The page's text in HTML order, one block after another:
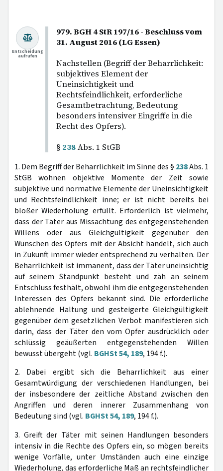
979. BGH 4 StR 197/16 - Beschluss vom
31. August 2016 (LG Essen)
Nachstellen (Begriff der Beharrlichkeit:
subjektives Element der
Uneinsichtigkeit und
Rechtsfeindlichkeit, erforderliche
Gesamtbetrachtung, Bedeutung
besonders intensiver Eingriffe in die
Recht des Opfers).
§ 238Abs. 1 StGB
Entscheidung
aufrufen
1. Dem Begriff der Beharrlichkeit im Sinne des § 238Abs. 1
StGB wohnen objektive Momente der Zeit sowie
subjektive und normative Elemente der Uneinsichtigkeit
und Rechtsfeindlichkeit inne; er ist nicht bereits bei
bloßer Wiederholung erfüllt. Erforderlich ist vielmehr,
dass der Täter aus Missachtung des entgegenstehenden
Willens oder aus Gleichgültigkeit gegenüber den
Wünschen des Opfers mit der Absicht handelt, sich auch
in Zukunft immer wieder entsprechend zu verhalten. Der
Beharrlichkeit ist immanent, dass der Täter uneinsichtig
auf seinem Standpunkt besteht und zäh an seinem
Entschluss festhält, obwohl ihm die entgegenstehenden
Interessen des Opfers bekannt sind. Die erforderliche
ablehnende Haltung und gesteigerte Gleichgültigkeit
gegenüber dem gesetzlichen Verbot manifestieren sich
darin, dass der Täter den vom Opfer ausdrücklich oder
schlüssig geäußerten entgegenstehenden Willen
bewusst übergeht (vgl. BGHSt 54, 189, 194 f.).
2. Dabei ergibt sich die Beharrlichkeit aus einer
Gesamtwürdigung der verschiedenen Handlungen, bei
der insbesondere der zeitliche Abstand zwischen den
Angriffen und deren innerer Zusammenhang von
Bedeutung sind (vgl. BGHSt 54, 189, 194 f.).
3. Greift der Täter mit seinen Handlungen besonders
intensiv in die Rechte des Opfers ein, so mögen bereits
wenige Vorfälle, unter Umständen auch eine einzige
Wiederholung, das erforderliche Maß an rechtsfeindlicher